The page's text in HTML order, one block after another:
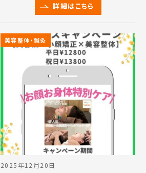
詳細はこちら
美容整体・鍼灸
2025年12月20日